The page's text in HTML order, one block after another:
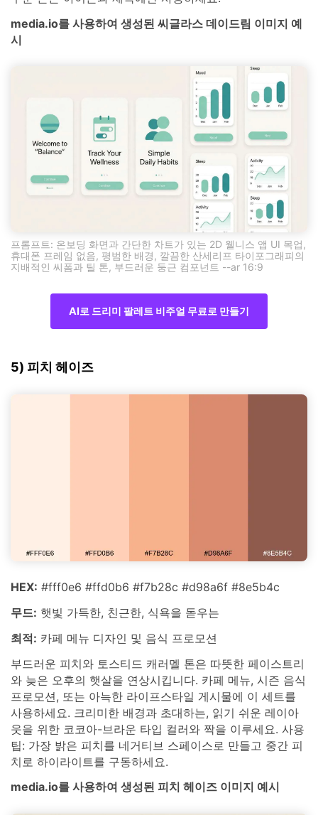
media.io를 사용하여 생성된 씨글라스 데이드림 이미지 예
시
프롬프트: 온보딩 화면과 간단한 차트가 있는 2D 웰니스 앱 UI 목업,
휴대폰 프레임 없음, 평범한 배경, 깔끔한 산세리프 타이포그래피의
지배적인 씨폼과 틸 톤, 부드러운 둥근 컴포넌트 --ar 16:9
AI로 드리미 팔레트 비주얼 무료로 만들기
5) 피치 헤이즈
HEX: #fff0e6 #ffd0b6 #f7b28c #d98a6f #8e5b4c
무드: 햇빛 가득한, 친근한, 식욕을 돋우는
최적: 카페 메뉴 디자인 및 음식 프로모션
부드러운 피치와 토스티드 캐러멜 톤은 따뜻한 페이스트리
와 늦은 오후의 햇살을 연상시킵니다. 카페 메뉴, 시즌 음식
프로모션, 또는 아늑한 라이프스타일 게시물에 이 세트를
사용하세요. 크리미한 배경과 초대하는, 읽기 쉬운 레이아
웃을 위한 코코아-브라운 타입 컬러와 짝을 이루세요. 사용
팁: 가장 밝은 피치를 네거티브 스페이스로 만들고 중간 피
치로 하이라이트를 구동하세요.
media.io를 사용하여 생성된 피치 헤이즈 이미지 예시